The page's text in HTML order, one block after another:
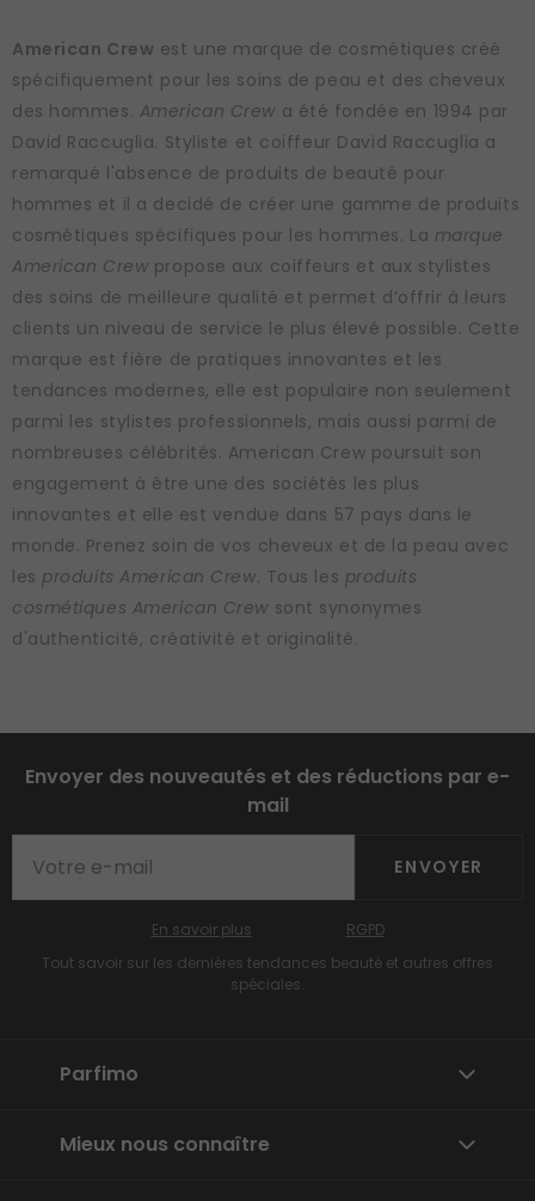
American Crew est une marque de cosmétiques créé
spécifiquement pour les soins de peau et des cheveux
des hommes. American Crew a été fondée en 1994 par
David Raccuglia. Styliste et coiffeur David Raccuglia a
remarqué l'absence de produits de beauté pour
hommes et il a decidé de créer une gamme de produits
cosmétiques spécifiques pour les hommes. La marque
American Crew propose aux coiffeurs et aux stylistes
des soins de meilleure qualité et permet d’offrir à leurs
clients un niveau de service le plus élevé possible. Cette
marque est fière de pratiques innovantes et les
tendances modernes, elle est populaire non seulement
parmi les stylistes professionnels, mais aussi parmi de
nombreuses célébrités. American Crew poursuit son
engagement à être une des sociétés les plus
innovantes et elle est vendue dans 57 pays dans le
monde. Prenez soin de vos cheveux et de la peau avec
les produits American Crew. Tous les produits
cosmétiques American Crew sont synonymes
d'authenticité, créativité et originalité.
Envoyer des nouveautés et des réductions par e-
mail
ENVOYER
Tout savoir sur les dernières tendances beauté et autres offres
spéciales.
En savoir plus RGPD
Parfimo
Mieux nous connaître